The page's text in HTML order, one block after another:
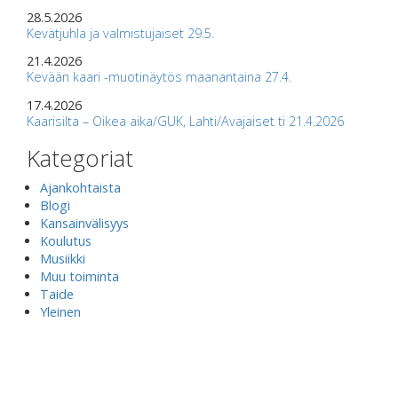
28.5.2026
Kevätjuhla ja valmistujaiset 29.5.
21.4.2026
Kevään kaari -muotinäytös maanantaina 27.4.
17.4.2026
Kaarisilta – Oikea aika/GUK, Lahti/Avajaiset ti 21.4.2026
Kategoriat
Ajankohtaista
Blogi
Kansainvälisyys
Koulutus
Musiikki
Muu toiminta
Taide
Yleinen